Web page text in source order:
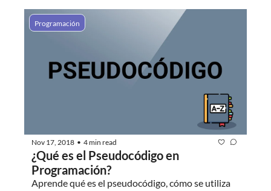
Programación
Nov 17, 2018 • 4 min read
¿Qué es el Pseudocódigo en
Programación?
Aprende qué es el pseudocódigo, cómo se utiliza